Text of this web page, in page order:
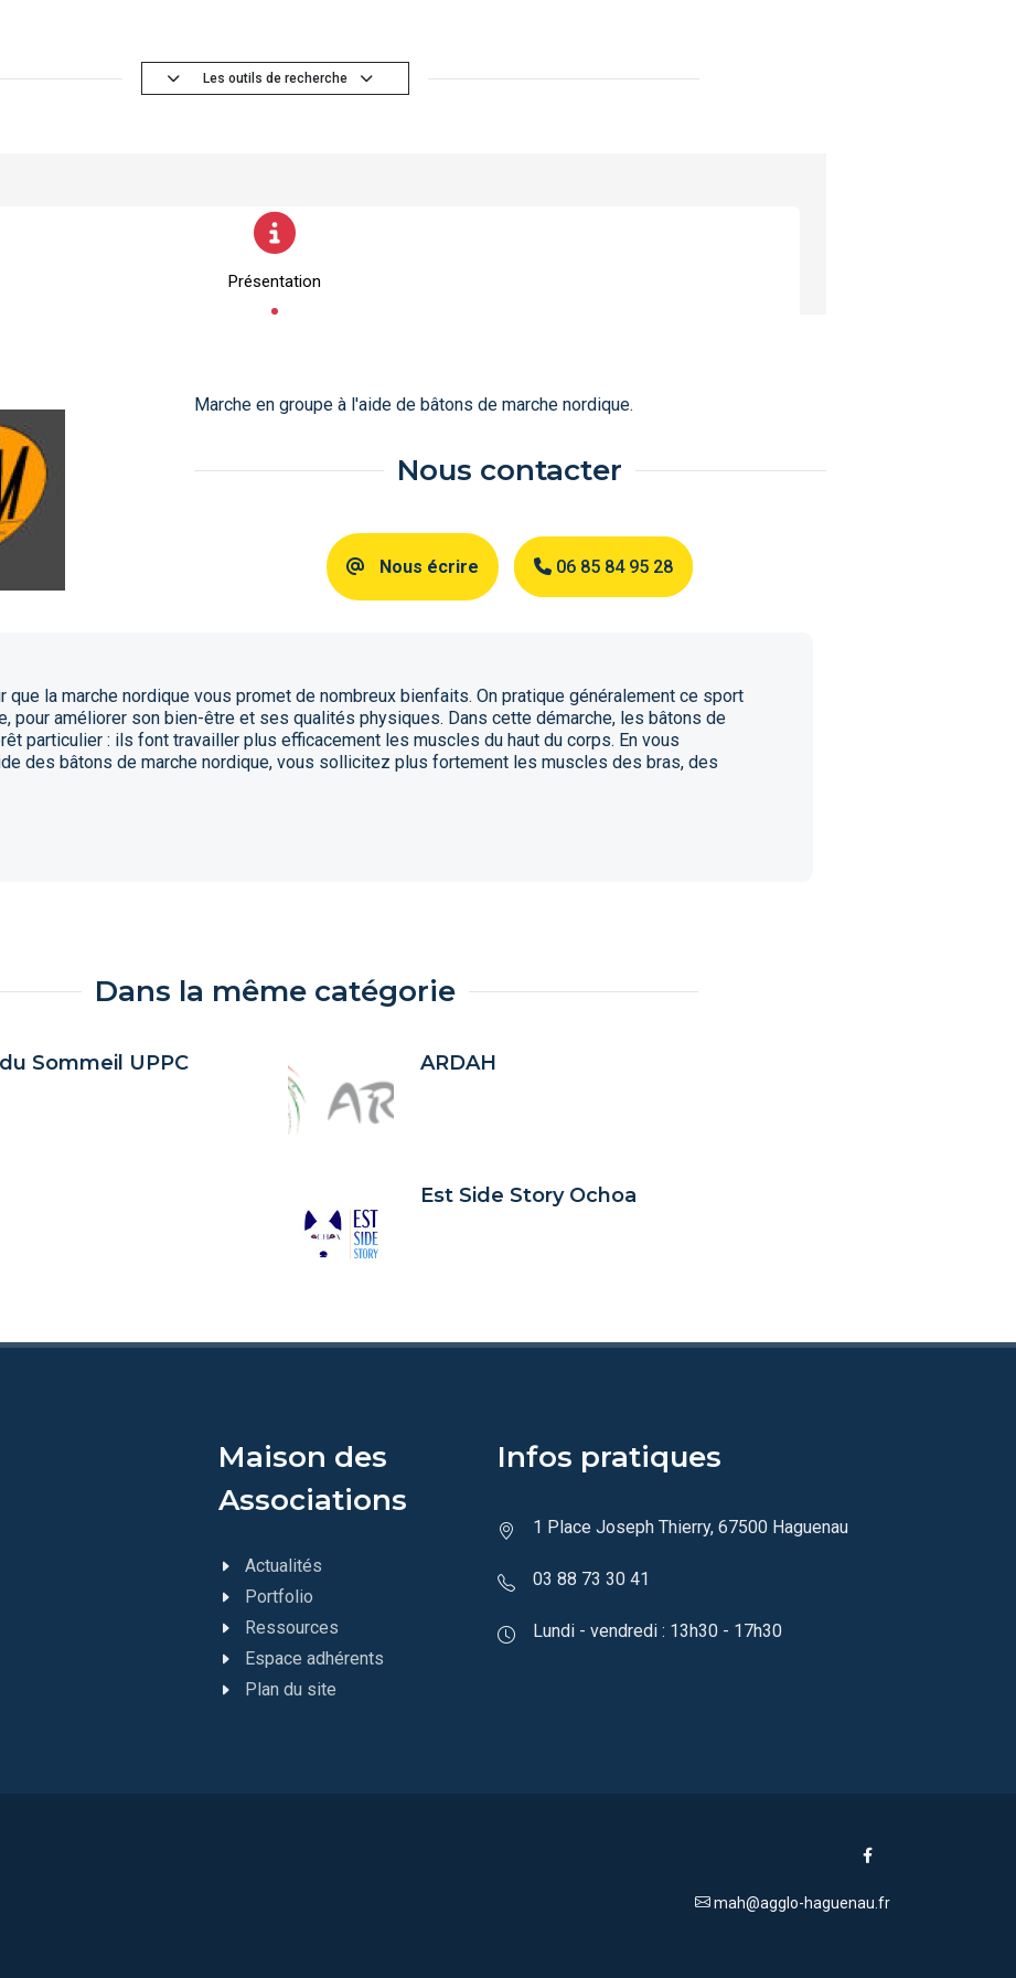
Les outils de recherche
Présentation
Marche en groupe à l'aide de bâtons de marche nordique.
Nous contacter
Nous écrire 06 85 84 95 28
que la marche nordique vous promet de nombreux bienfaits. On pratique généralement ce sport
pour améliorer son bien-être et ses qualités physiques. Dans cette démarche, les bâtons de
particulier : ils font travailler plus efficacement les muscles du haut du corps. En vous
des bâtons de marche nordique, vous sollicitez plus fortement les muscles des bras, des
Dans la même catégorie
Sommeil UPPC
ARDAH
Est Side Story Ochoa
Maison des
Associations
Actualités
Portfolio
Ressources
Espace adhérents
Plan du site
Infos pratiques
1 Place Joseph Thierry, 67500 Haguenau
03 88 73 30 41
Lundi - vendredi : 13h30 - 17h30
mah@agglo-haguenau.fr